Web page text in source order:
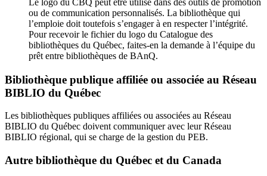
ou de communication personnalisés. La bibliothèque qui
l’emploie doit toutefois s’engager à en respecter l’intégrité.
Pour recevoir le fichier du logo du Catalogue des
bibliothèques du Québec, faites-en la demande à l’équipe du
prêt entre bibliothèques de BAnQ.
Bibliothèque publique affiliée ou associée au Réseau
BIBLIO du Québec
Les bibliothèques publiques affiliées ou associées au Réseau
BIBLIO du Québec doivent communiquer avec leur Réseau
BIBLIO régional, qui se charge de la gestion du PEB.
Autre bibliothèque du Québec et du Canada